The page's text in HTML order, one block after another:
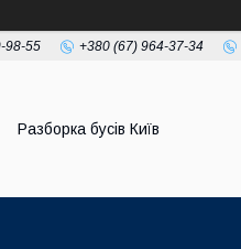
98-55 +380 (67) 964-37-34
Разборка бусів Київ